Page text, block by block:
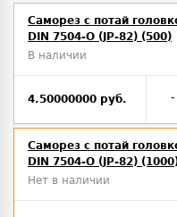
Саморез с потай
DIN 7504-O (JP-82) (500)
В наличии
4.50000000 руб. -
Саморез с потай
DIN 7504-O (JP-82)
Нет в наличии